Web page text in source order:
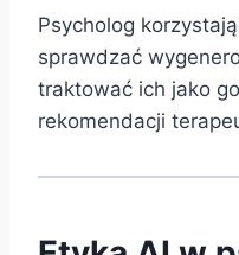
Psycholog
sprawdzać
traktować ich jako
rekomendacji